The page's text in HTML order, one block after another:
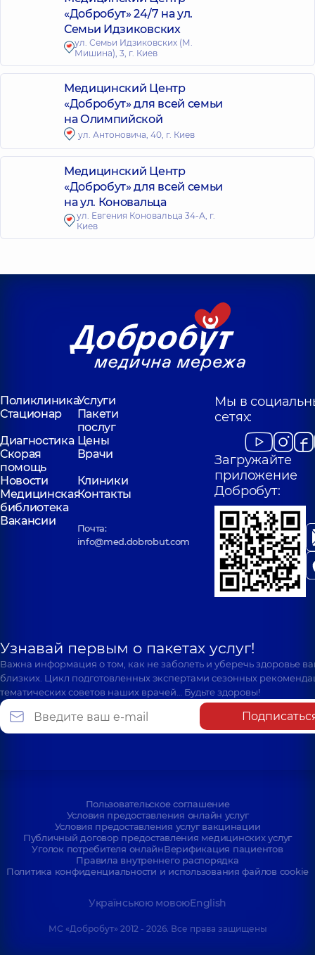
«Добробут» 24/7 на ул.
Семьи Идзиковских
ул. Семьи Идзиковских (М.
Мишина), 3, г. Киев
Медицинский Центр
«Добробут» для всей семьи
на Олимпийской
ул. Антоновича, 40, г. Киев
Медицинский Центр
«Добробут» для всей семьи
на ул. Коновальца
ул. Евгения Коновальца 34-А, г.
Киев
ПоликлиникаУслуги
Стационар
Пакети
послуг
Диагностика Цены
Скорая
помощь
Врачи
Новости
Клиники
Медицинская
библиотека
Контакты
Вакансии
Почта:
info@med.dobrobut.com
Мы в
сетях:
Загружайте
приложение
Добробут:
Узнавай первым о пакетах услуг!
Важна информация о том, как не заболеть и уберечь здоровье
близких. Цикл подготовленных экспертами сезонных
тематических советов наших врачей… Будьте здоровы!
Пользовательское соглашение
Условия предоставления онлайн услуг
Условия предоставления услуг вакцинации
Публичный договор предоставления медицинских услуг
Уголок потребителя онлайнВерификация пациентов
Правила внутреннего распорядка
Политика конфиденциальности и использования файлов cookie
Українською мовоюEnglish
МС «Добробут» 2012 - 2026. Все права защищены